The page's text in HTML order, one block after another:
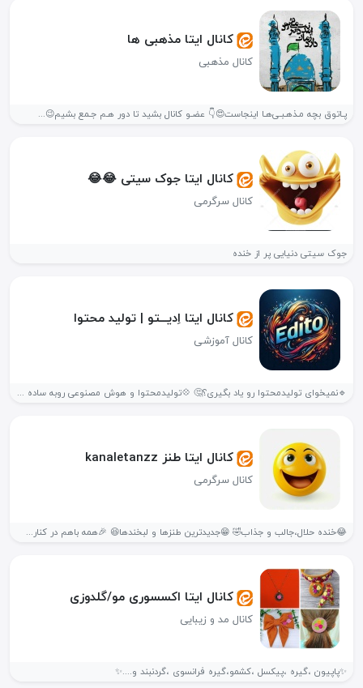
کانال ایتا مذهبی ها
کانال مذهبی
پـاتوق بچه مـذهـبـی‌هـا اینجاست😍👇 عضـو کانال بشید تا دور هـم جـمع بشیم😉...
کانال ایتا جوک سیتی 😂😂
کانال سرگرمی
جوک سیتی دنیایی پر از خنده
کانال ایتا اِدیـــتو | تولید محتوا
کانال آموزشی
🔹نمیخوای تولیدمحتوا رو یاد بگیری؟🤔 💠تولیدمحتوا و هوش مصنوعی روبه ساده ترین...
کانال ایتا طنز kanaletanzz
کانال سرگرمی
😂خنده حلال،جالب و جذاب🤣 😁جدیدترین طنزها و لبخندها😆 🎉همه باهم در کنار...
کانال ایتا اکسسوری مو/گلدوزی
کانال مد و زیبایی
✨پاپیون ،گیره ،پیکسل ،کشمو،گیره فرانسوی ،گردنبند و....✨